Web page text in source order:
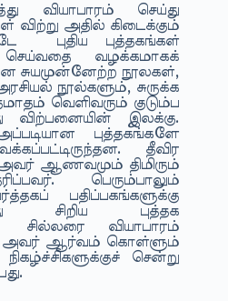
வியாபாரம் செய்து
விற்று அதில் கிடைக்கும்
புதிய புத்தகங்கள்
வழக்கமாகக்
சுயமுன்னேற்ற நூலகள்,
நூல்களும், சுருக்க
வெளிவரும் குடும்ப
விற்பனையின் இலக்கு.
புத்தகங்களே
தீவிர
ஆணவமும் திமிரும்
பெரும்பாலும்
பதிப்பகங்களுக்கு
சிறிய புத்தக
சில்லரை வியாபாரம்
அவர் ஆர்வம் கொள்ளும்
சென்று